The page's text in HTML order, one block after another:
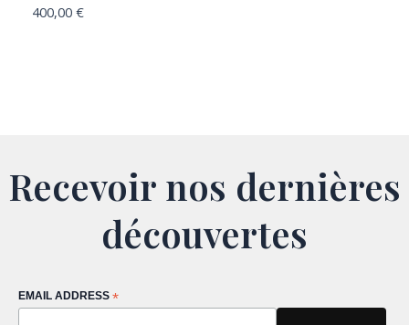
400,00 €
Recevoir nos dernières
découvertes
EMAIL ADDRESS *